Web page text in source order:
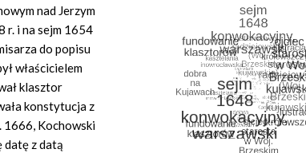
nad Jerzym
r. i na sejm 1654
do popisu
właścicielem
klasztor
konstytucja z
1666, Kochowski
datę z datą